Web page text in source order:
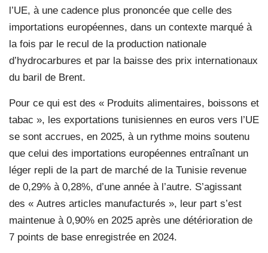
l’UE, à une cadence plus prononcée que celle des
importations européennes, dans un contexte marqué à
la fois par le recul de la production nationale
d’hydrocarbures et par la baisse des prix internationaux
du baril de Brent.
Pour ce qui est des « Produits alimentaires, boissons et
tabac », les exportations tunisiennes en euros vers l’UE
se sont accrues, en 2025, à un rythme moins soutenu
que celui des importations européennes entraînant un
léger repli de la part de marché de la Tunisie revenue
de 0,29% à 0,28%, d’une année à l’autre. S’agissant
des « Autres articles manufacturés », leur part s’est
maintenue à 0,90% en 2025 après une détérioration de
7 points de base enregistrée en 2024.